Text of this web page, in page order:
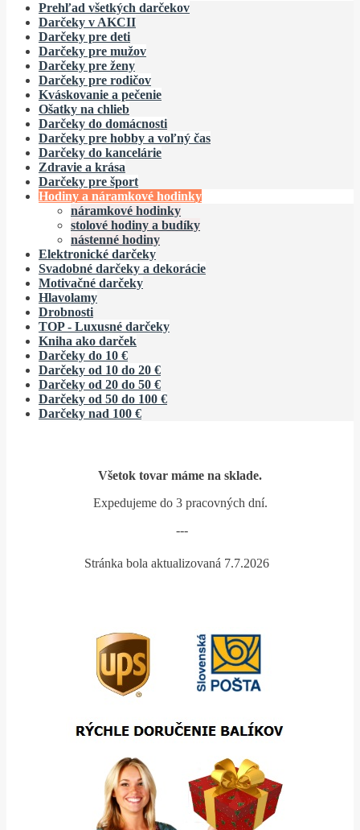
Prehľad všetkých darčekov
Darčeky v AKCII
Darčeky pre deti
Darčeky pre mužov
Darčeky pre ženy
Darčeky pre rodičov
Kváskovanie a pečenie
Ošatky na chlieb
Darčeky do domácnosti
Darčeky pre hobby a voľný čas
Darčeky do kancelárie
Zdravie a krása
Darčeky pre šport
Hodiny a náramkové hodinky
náramkové hodinky
stolové hodiny a budíky
nástenné hodiny
Elektronické darčeky
Svadobné darčeky a dekorácie
Motivačné darčeky
Hlavolamy
Drobnosti
TOP - Luxusné darčeky
Kniha ako darček
Darčeky do 10 €
Darčeky od 10 do 20 €
Darčeky od 20 do 50 €
Darčeky od 50 do 100 €
Darčeky nad 100 €
Všetok tovar máme na sklade.
Expedujeme do 3 pracovných dní.
---
Stránka bola aktualizovaná 7.7.2026